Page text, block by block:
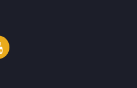
YouTube